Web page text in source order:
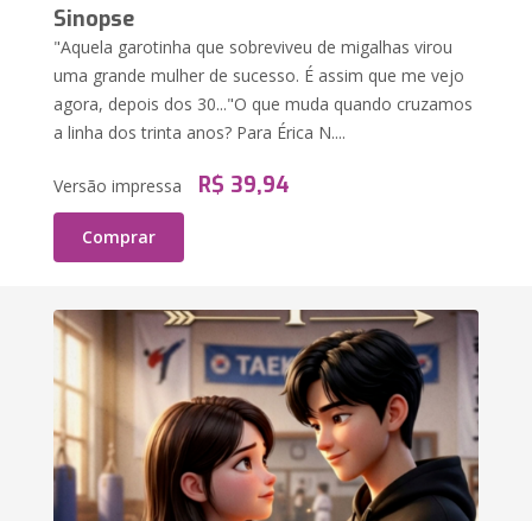
Sinopse
"Aquela garotinha que sobreviveu de migalhas virou
uma grande mulher de sucesso. É assim que me vejo
agora, depois dos 30..." ​O que muda quando cruzamos
a linha dos trinta anos? Para Érica N....
Versão impressa R$ 39,94
Comprar